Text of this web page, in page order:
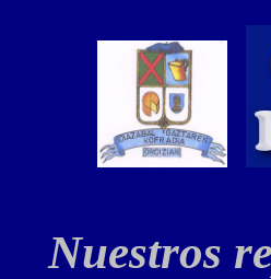
Nuestros